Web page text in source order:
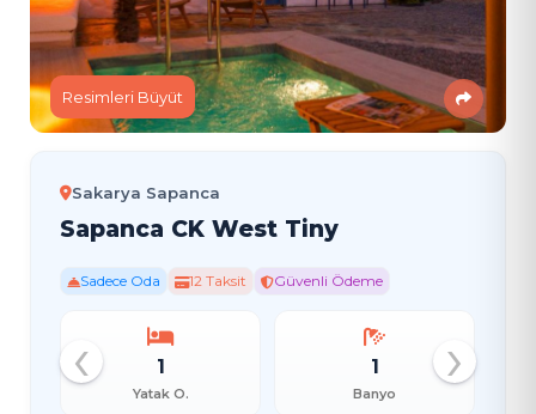
Resimleri Büyüt
Sakarya Sapanca
Sapanca CK West Tiny
Sadece Oda 12 Taksit Güvenli Ödeme
1
Yatak O.
1
Banyo
‹ ›